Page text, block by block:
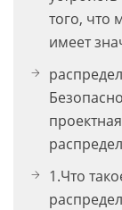
того, что
имеет
1.Что